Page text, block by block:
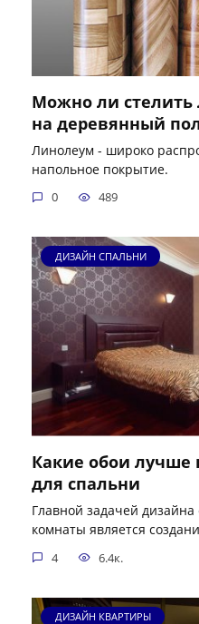
Можно ли стелить
на деревянный
Линолеум - широко
напольное покрытие.
0 489
ДИЗАЙН СПАЛЬНИ
Какие обои лучше
для спальни
Главной задачей дизайна
комнаты является
4 6.4к.
ДИЗАЙН КВАРТИРЫ